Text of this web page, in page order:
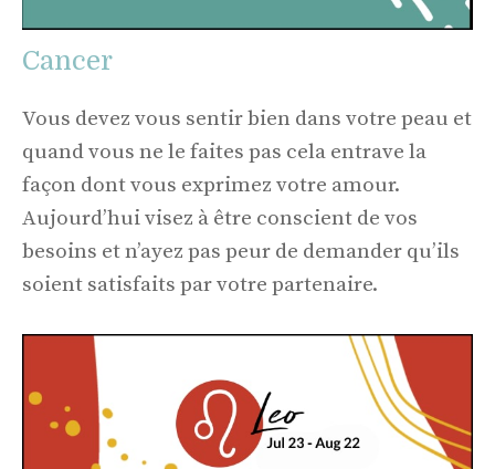
Cancer
Vous devez vous sentir bien dans votre peau et
quand vous ne le faites pas cela entrave la
façon dont vous exprimez votre amour.
Aujourd’hui visez à être conscient de vos
besoins et n’ayez pas peur de demander qu’ils
soient satisfaits par votre partenaire.